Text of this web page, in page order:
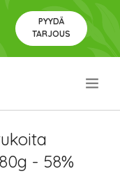
PYYDÄ
TARJOUS
- 58%